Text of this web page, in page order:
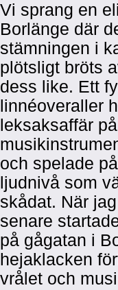
Vi sprang en
Borlänge där
stämningen i
plötsligt bröts
dess like. Ett
linnéoveraller
leksaksaffär på
och spelade
ljudnivå som
skådat. När
senare
på gågatan i
hejaklacken
vrålet och